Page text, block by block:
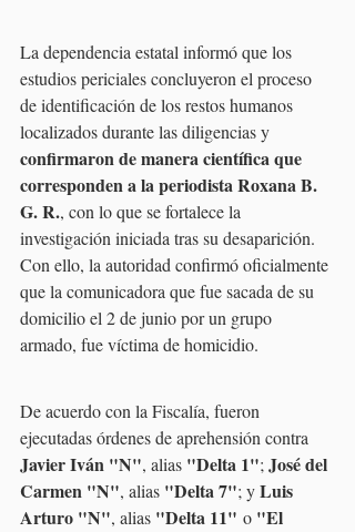
La dependencia estatal informó que los
estudios periciales concluyeron el proceso
de identificación de los restos humanos
localizados durante las diligencias y
confirmaron de manera científica que
corresponden a la periodista Roxana B.
G. R., con lo que se fortalece la
investigación iniciada tras su desaparición.
Con ello, la autoridad confirmó oficialmente
que la comunicadora que fue sacada de su
domicilio el 2 de junio por un grupo
armado, fue víctima de homicidio.
De acuerdo con la Fiscalía, fueron
ejecutadas órdenes de aprehensión contra
Javier Iván "N", alias "Delta 1"; José del
Carmen "N", alias "Delta 7"; y Luis
Arturo "N", alias "Delta 11" o "El